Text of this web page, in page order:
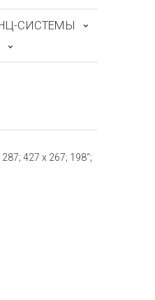
СИСТЕМЫ
427 x 267; 198“;